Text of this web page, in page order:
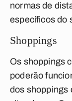
normas de
específicos do
Shoppings
Os shoppings
poderão
dos shoppings